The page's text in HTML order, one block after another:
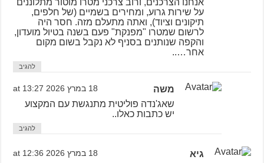
אנחנו הצרכנים, ורוב צרכני מטרו מוטור מתלוננים
על שירות גרוע, ומחירים בשמיים (של חלפים,
תיקונים וציוד), ואתה מתעלם מזה. חסר היה
לרשום שמטרו "מפנקת" פעם בשנה בטיול מועדון,
והקפה שנותנים בסניף לא נקבל בשום מקום
אחר…..
להגיב
משה 18 במרץ 2026 at 13:27
שאג'נדה פוליטית מתנגשת עם המקצוע
יש כתבות כאלו..
להגיב
גיא 18 במרץ 2026 at 12:36